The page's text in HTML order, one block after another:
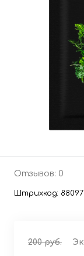
Отзывов: 0
Штрихкод:
200 руб.